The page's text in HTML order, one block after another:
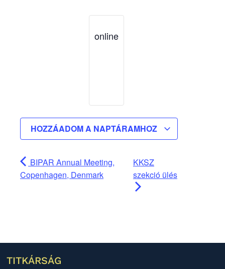
online
HOZZÁADOM A NAPTÁRAMHOZ
BIPAR Annual Meeting,
Copenhagen, Denmark
KKSZ
szekció ülés
TITKÁRSÁG